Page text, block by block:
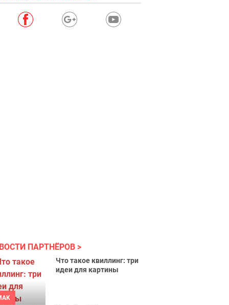
ПАРТНЁРОВ
Что такое квиллинг: три
идеи для картины